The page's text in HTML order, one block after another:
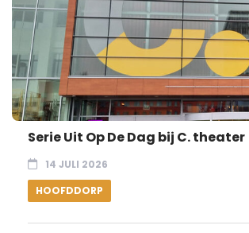
Serie Uit Op De Dag bij C. theater
14 JULI 2026
HOOFDDORP